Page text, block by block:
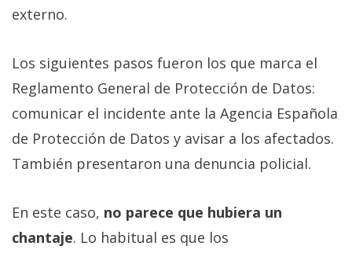
externo.
Los siguientes pasos fueron los que marca el
Reglamento General de Protección de Datos:
comunicar el incidente ante la Agencia Española
de Protección de Datos y avisar a los afectados.
También presentaron una denuncia policial.
En este caso, no parece que hubiera un
chantaje. Lo habitual es que los